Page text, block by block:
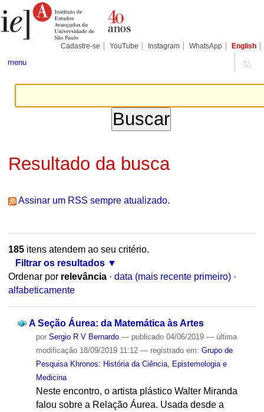
para
conteúdo.
Pessoais
Cadastre-se YouTube Instagram WhatsApp English
menu
Resultado da busca
Assinar um RSS sempre atualizado.
185itens atendem ao seu critério.
Filtrar os resultados
Ordenar por relevância · data (mais recente primeiro) ·
alfabeticamente
A Seção Áurea: da Matemática às Artes
por Sergio R V Bernardo — publicado04/06/2019 — última
modificação18/09/2019 11:12 — registrado em: Grupo de
Pesquisa Khronos: História da Ciência, Epistemologia e
Medicina
Neste encontro, o artista plástico Walter Miranda
falou sobre a Relação Áurea. Usada desde a